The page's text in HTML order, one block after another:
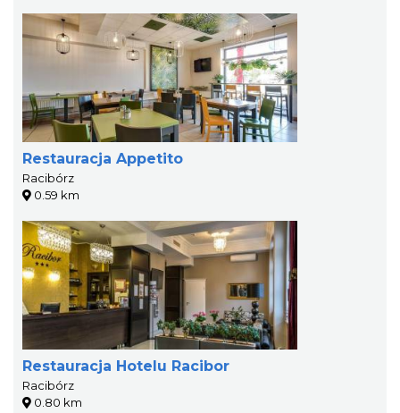
Restauracja Appetito
Racibórz
0.59 km
Restauracja Hotelu Racibor
Racibórz
0.80 km